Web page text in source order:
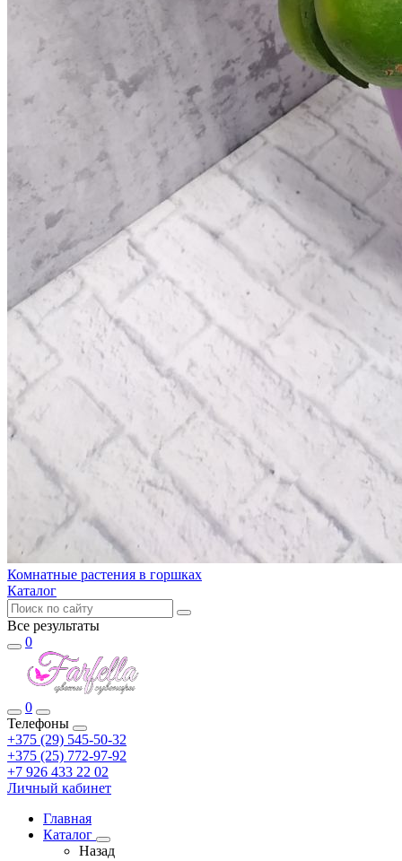
Комнатные растения в горшках
Каталог
Все результаты
0
0
Телефоны
+375 (29) 545-50-32
+375 (25) 772-97-92
+7 926 433 22 02
Личный кабинет
Главная
Каталог
Назад